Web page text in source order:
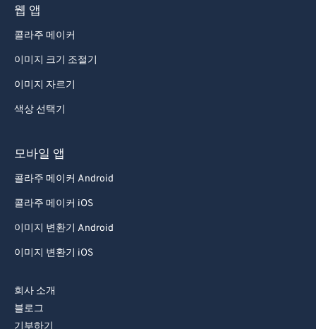
웹 앱
콜라주 메이커
이미지 크기 조절기
이미지 자르기
색상 선택기
모바일 앱
콜라주 메이커 Android
콜라주 메이커 iOS
이미지 변환기 Android
이미지 변환기 iOS
회사 소개
블로그
기부하기